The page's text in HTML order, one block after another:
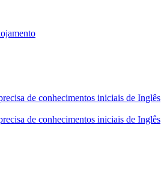
de conhecimentos iniciais de Inglês
de conhecimentos iniciais de Inglês